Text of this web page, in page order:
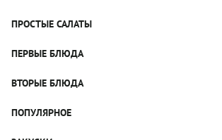
Рецепты из капусты
Рецепты с грибами
Яблочные пироги
Блюда из тыквы
ПРОСТЫЕ САЛАТЫ
Простые салаты
Салат Цезарь
Салат Нисуаз
ПЕРВЫЕ БЛЮДА
Щи
Рассольник
Гороховый суп
ВТОРЫЕ БЛЮДА
Котлеты
ПОПУЛЯРНОЕ
Пицца